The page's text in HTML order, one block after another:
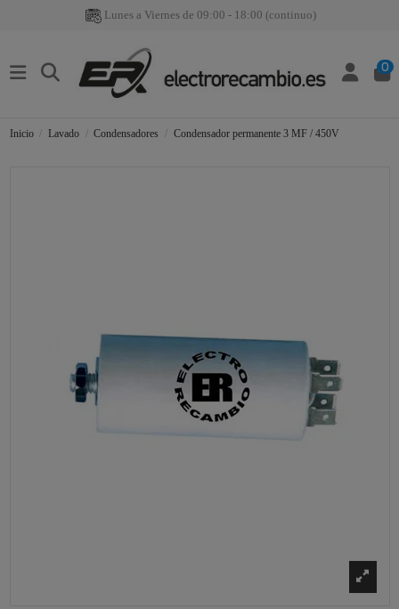
Lunes a Viernes de 09:00 - 18:00 (continuo)
0
Inicio Lavado Condensadores Condensador permanente 3 MF / 450V